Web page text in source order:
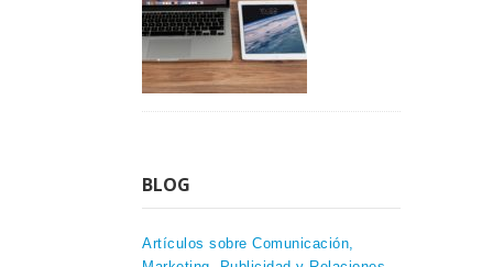
BLOG
Artículos sobre Comunicación,